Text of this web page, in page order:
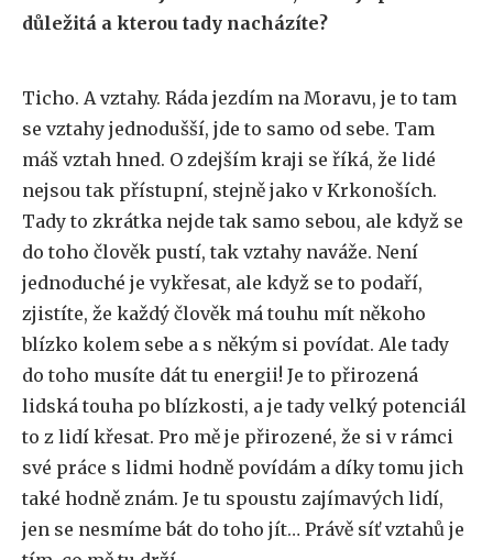
důležitá a kterou tady nacházíte?
Ticho. A vztahy. Ráda jezdím na Moravu, je to tam
se vztahy jednodušší, jde to samo od sebe. Tam
máš vztah hned. O zdejším kraji se říká, že lidé
nejsou tak přístupní, stejně jako v Krkonoších.
Tady to zkrátka nejde tak samo sebou, ale když se
do toho člověk pustí, tak vztahy naváže. Není
jednoduché je vykřesat, ale když se to podaří,
zjistíte, že každý člověk má touhu mít někoho
blízko kolem sebe a s někým si povídat. Ale tady
do toho musíte dát tu energii! Je to přirozená
lidská touha po blízkosti, a je tady velký potenciál
to z lidí křesat. Pro mě je přirozené, že si v rámci
své práce s lidmi hodně povídám a díky tomu jich
také hodně znám. Je tu spoustu zajímavých lidí,
jen se nesmíme bát do toho jít… Právě síť vztahů je